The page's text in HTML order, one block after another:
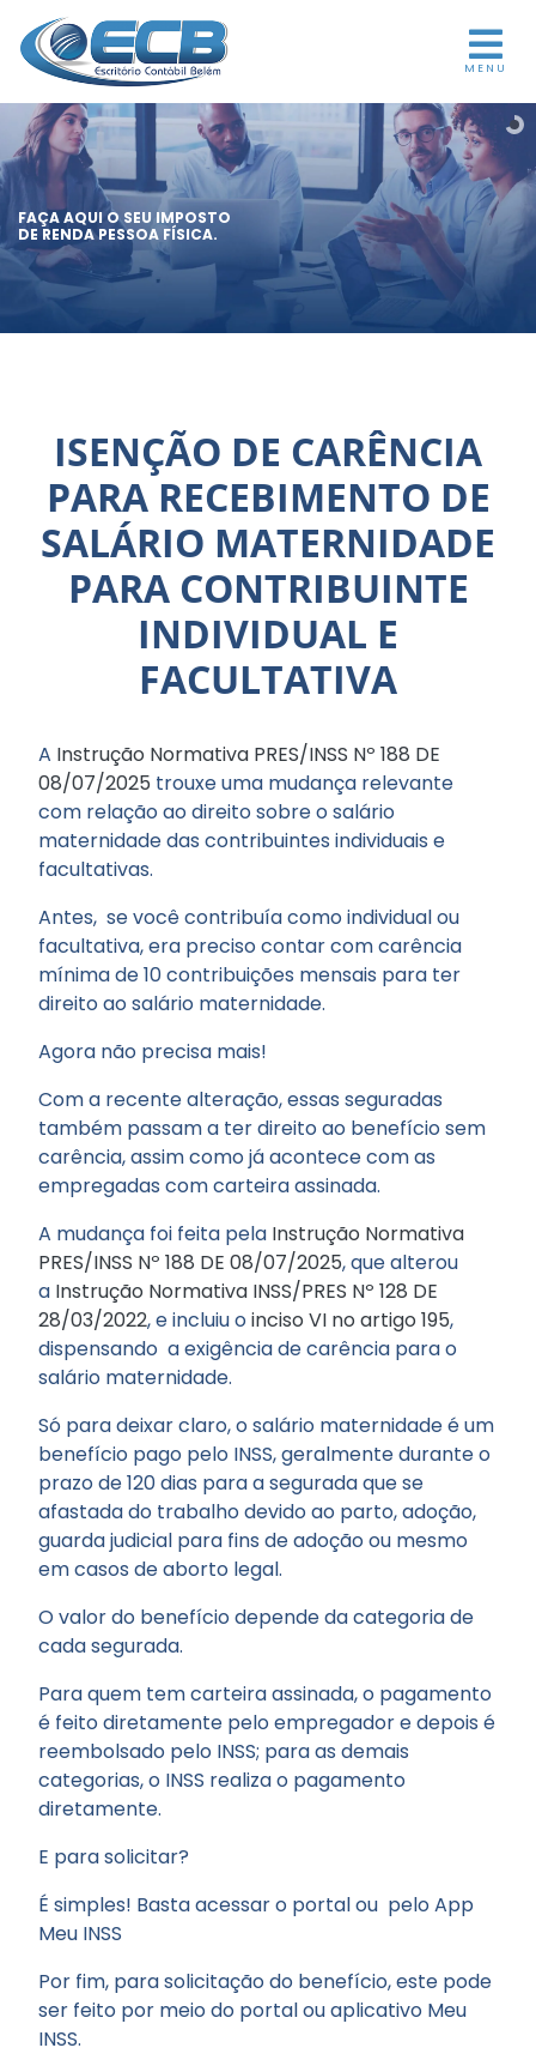
MENU
FAÇA AQUI O SEU IMPOSTO
DE RENDA PESSOA FÍSICA.
ISENÇÃO DE CARÊNCIA
PARA RECEBIMENTO DE
SALÁRIO MATERNIDADE
PARA CONTRIBUINTE
INDIVIDUAL E
FACULTATIVA
A Instrução Normativa PRES/INSS Nº 188 DE
08/07/2025 trouxe uma mudança relevante
com relação ao direito sobre o salário
maternidade das contribuintes individuais e
facultativas.
Antes, se você contribuía como individual ou
facultativa, era preciso contar com carência
mínima de 10 contribuições mensais para ter
direito ao salário maternidade.
Agora não precisa mais!
Com a recente alteração, essas seguradas
também passam a ter direito ao benefício sem
carência, assim como já acontece com as
empregadas com carteira assinada.
A mudança foi feita pela Instrução Normativa
PRES/INSS Nº 188 DE 08/07/2025, que alterou
a Instrução Normativa INSS/PRES Nº 128 DE
28/03/2022, e incluiu oinciso VI no artigo 195,
dispensando a exigência de carência para o
salário maternidade.
Só para deixar claro, o salário maternidade é um
benefício pago pelo INSS, geralmente durante o
prazo de 120 dias para a segurada que se
afastada do trabalho devido ao parto, adoção,
guarda judicial para fins de adoção ou mesmo
em casos de aborto legal.
O valor do benefício depende da categoria de
cada segurada.
Para quem tem carteira assinada, o pagamento
é feito diretamente pelo empregador e depois é
reembolsado pelo INSS; para as demais
categorias, o INSS realiza o pagamento
diretamente.
E para solicitar?
É simples! Basta acessar o portal ou pelo App
Meu INSS
Por fim, para solicitação do benefício, este pode
ser feito por meio do portal ou aplicativo Meu
INSS.